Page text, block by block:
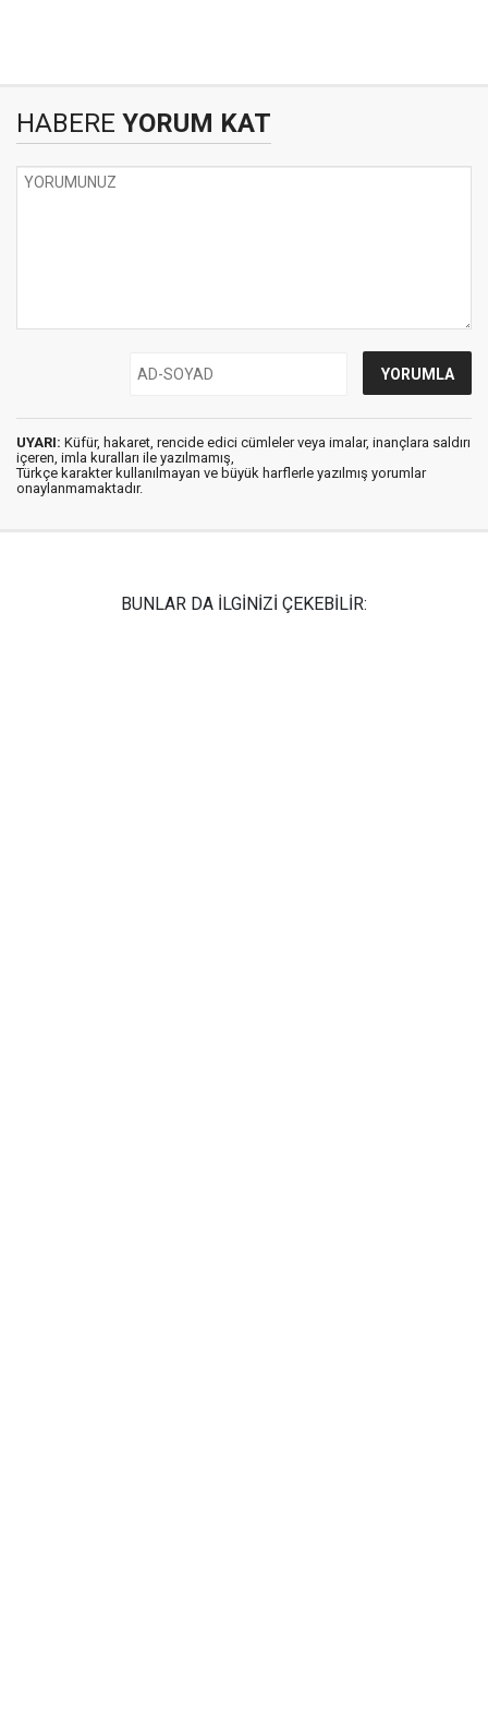
HABERE YORUM KAT
UYARI: Küfür, hakaret, rencide edici cümleler veya imalar, inançlara saldırı
içeren, imla kuralları ile yazılmamış,
Türkçe karakter kullanılmayan ve büyük harflerle yazılmış yorumlar
onaylanmamaktadır.
BUNLAR DA İLGİNİZİ ÇEKEBİLİR: